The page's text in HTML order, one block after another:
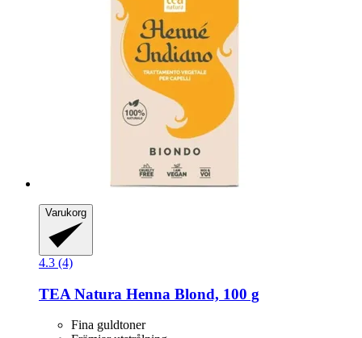
Varukorg
4.3 (4)
TEA Natura Henna Blond, 100 g
Fina guldtoner